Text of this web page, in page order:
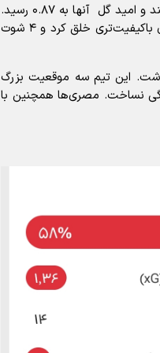
محوطه جریمه بود، اما تنها یک ضربه در چارچوب داشتند و امید گل آنها به ۰.۸۷ رسید.
در مقابل مصر با ۱۴ شوت و امبد گل ۱.۳۶ موقعیت‌های باکیفیت‌تری خلق کرد و ۴ شوت
این تیم سه موقعیت بزرگ
نساخت. مصری‌ها همچنین با